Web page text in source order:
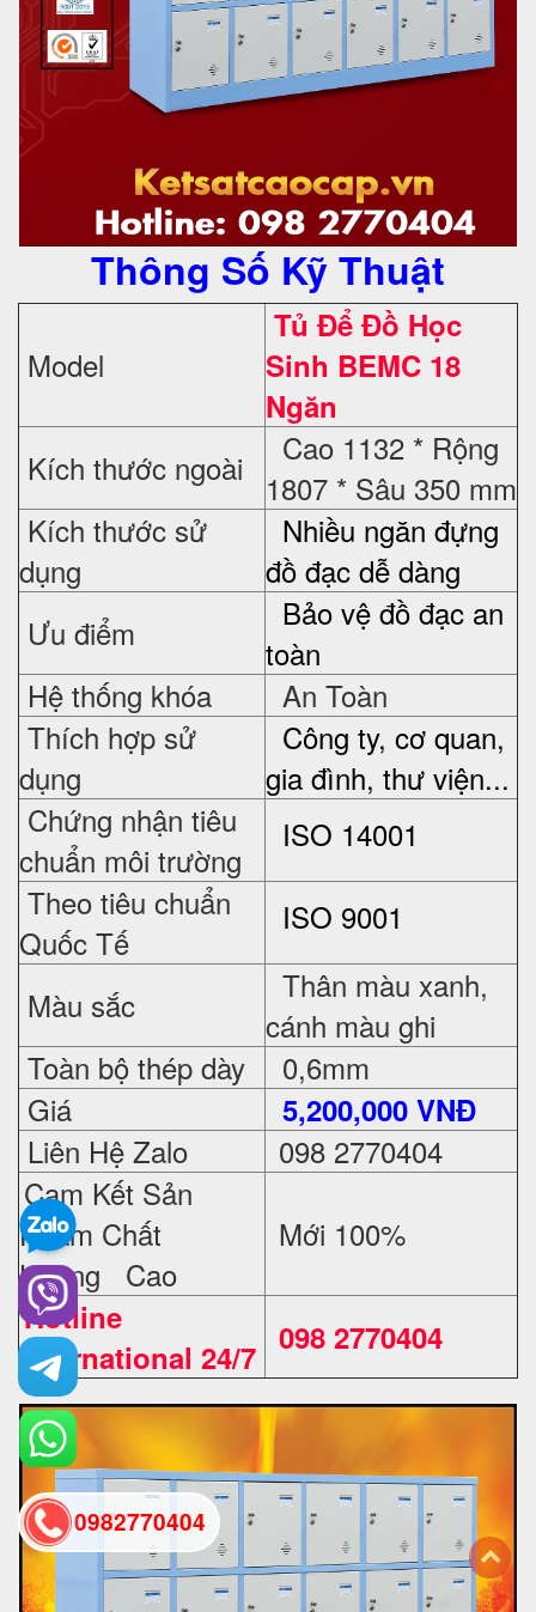
Thông Số Kỹ Thuật
Model
Tủ Để Đồ Học
Sinh BEMC 18
Ngăn
Kích thước ngoài
Cao 1132 * Rộng
1807 * Sâu 350 mm
Kích thước sử
dụng
Nhiều ngăn đựng
đồ đạc dễ dàng
Ưu điểm
Bảo vệ đồ đạc an
toàn
Hệ thống khóa
An Toàn
Thích hợp sử
dụng
Công ty, cơ quan,
gia đình, thư viện...
Chứng nhận tiêu
chuẩn môi trường
ISO 14001
Theo tiêu chuẩn
Quốc Tế
ISO 9001
Màu sắc
Thân màu xanh,
cánh màu ghi
Toàn bộ thép dày
0,6mm
Giá
5,200,000 VNĐ
Liên Hệ Zalo
098 2770404
Cam Kết Sản
Phẩm Chất
Lượng Cao
Mới 100%
Hotline
International 24/7 098 2770404
0982770404
back